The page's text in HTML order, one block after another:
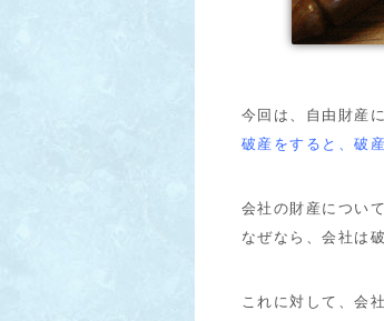
今回は、自由財産
破産をすると、破
会社の財産につい
なぜなら、会社は
これに対して、会